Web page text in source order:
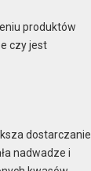
produktów
czy jest
dostarczanie
nadwadze i